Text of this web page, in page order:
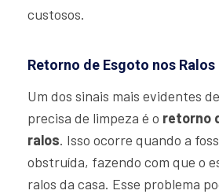
custosos.
Retorno de Esgoto nos Ralos
Um dos sinais mais evidentes
precisa de limpeza é o retorno
ralos. Isso ocorre quando a
obstruída, fazendo com que o
ralos da casa. Esse problema